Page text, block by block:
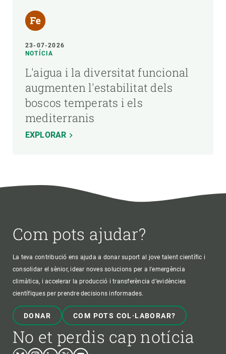
23-07-2026
NOTÍCIA
L'aigua i la diversitat funcional
augmenten l'estabilitat dels
boscos temperats i els
mediterranis
EXPLORAR
Com pots ajudar?
La teva contribució ens ajuda a donar suport al jove talent científic i
consolidar el sènior, idear noves solucions per a l'emergència
climàtica, i accelerar la producció i transferència d’evidències
científiques per prendre decisions informades.
DONAR COM POTS COL·LABORAR?
No et perdis cap notícia
BlueskyInstagram
LinkedinTwitterYoutube